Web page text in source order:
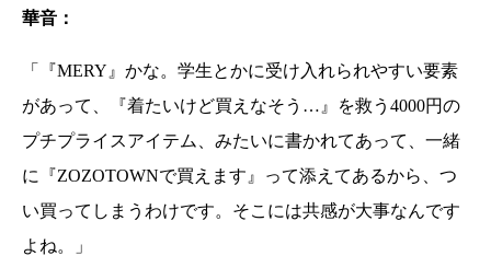
華音：
「『MERY』かな。学生とかに受け入れられやすい要素
があって、『着たいけど買えなそう…』を救う4000円の
プチプライスアイテム、みたいに書かれてあって、一緒
に『ZOZOTOWNで買えます』って添えてあるから、つ
い買ってしまうわけです。そこには共感が大事なんです
よね。」